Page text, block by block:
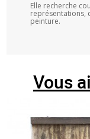
Elle recherche
représentations,
peinture.
Vous